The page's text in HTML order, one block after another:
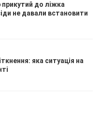
до ліжка
не давали встановити
яка ситуація на